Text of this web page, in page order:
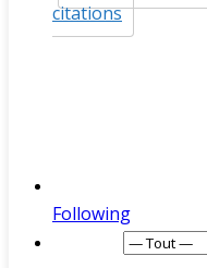
citations
Following